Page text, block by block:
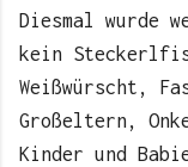
Diesmal wurde
kein
Weißwürscht,
Großeltern,
Kinder und